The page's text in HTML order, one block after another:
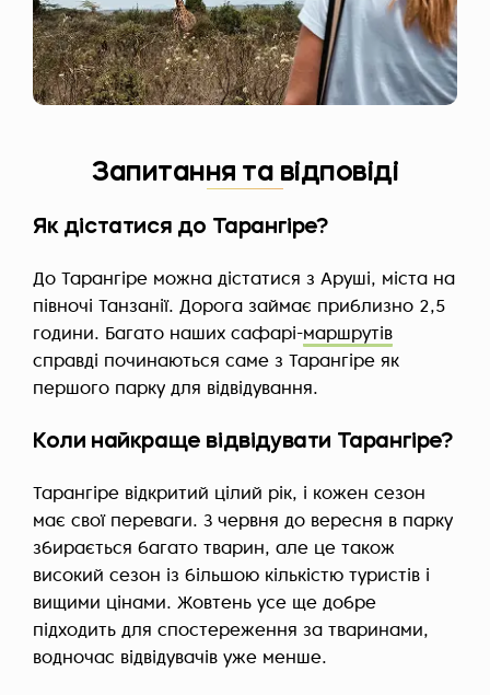
Запитання та відповіді
Як дістатися до Тарангіре?
До Тарангіре можна дістатися з Аруші, міста на
півночі Танзанії. Дорога займає приблизно 2,5
години. Багато наших сафарі-маршрутів
справді починаються саме з Тарангіре як
першого парку для відвідування.
Коли найкраще відвідувати Тарангіре?
Тарангіре відкритий цілий рік, і кожен сезон
має свої переваги. З червня до вересня в парку
збирається багато тварин, але це також
високий сезон із більшою кількістю туристів і
вищими цінами. Жовтень усе ще добре
підходить для спостереження за тваринами,
водночас відвідувачів уже менше.